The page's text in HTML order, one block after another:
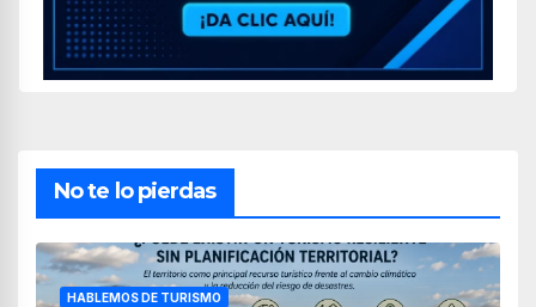
No te lo pierdas
HABLEMOS DE TURISMO